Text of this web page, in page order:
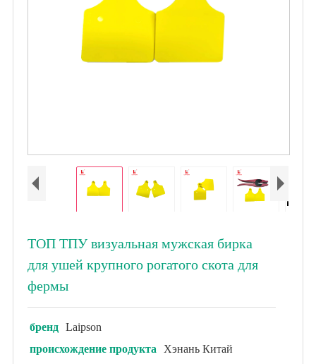
ТОП ТПУ визуальная мужская бирка
для ушей крупного рогатого скота для
фермы
бренд Laipson
происхождение продукта
Хэнань Китай